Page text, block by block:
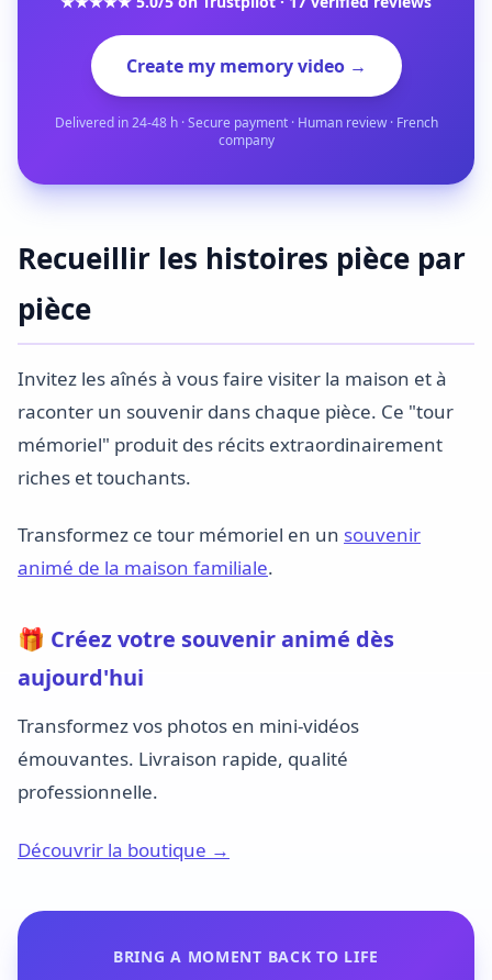
Create my memory video →
Delivered in 24-48 h · Secure payment · Human review · French
company
Recueillir les histoires pièce par
pièce
Invitez les aînés à vous faire visiter la maison et à
raconter un souvenir dans chaque pièce. Ce "tour
mémoriel" produit des récits extraordinairement
riches et touchants.
Transformez ce tour mémoriel en un souvenir
animé de la maison familiale.
🎁 Créez votre souvenir animé dès
aujourd'hui
Transformez vos photos en mini-vidéos
émouvantes. Livraison rapide, qualité
professionnelle.
Découvrir la boutique →
BRING A MOMENT BACK TO LIFE